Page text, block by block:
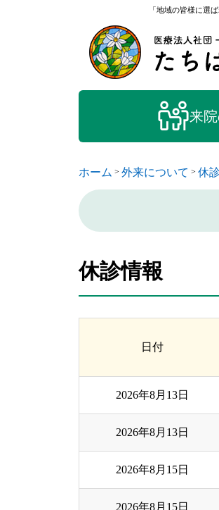
「地域の皆様に選
来
ホーム > 外来について > 休
休診情報
日付
2026年8月13日
2026年8月13日
2026年8月15日
2026年8月15日